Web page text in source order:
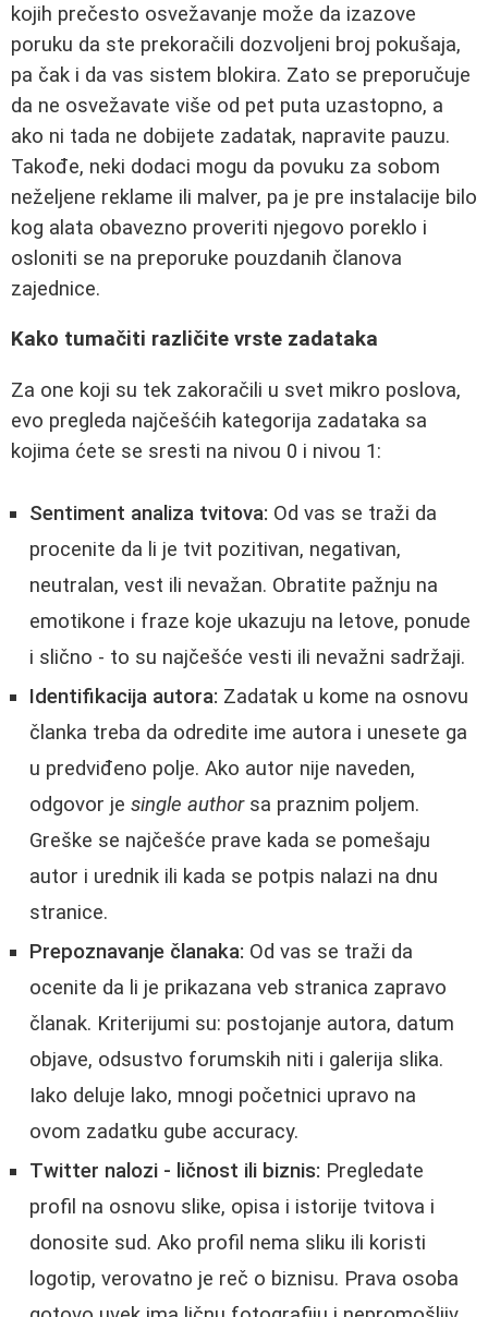
kojih prečesto osvežavanje može da izazove
poruku da ste prekoračili dozvoljeni broj pokušaja,
pa čak i da vas sistem blokira. Zato se preporučuje
da ne osvežavate više od pet puta uzastopno, a
ako ni tada ne dobijete zadatak, napravite pauzu.
Takođe, neki dodaci mogu da povuku za sobom
neželjene reklame ili malver, pa je pre instalacije bilo
kog alata obavezno proveriti njegovo poreklo i
osloniti se na preporuke pouzdanih članova
zajednice.
Kako tumačiti različite vrste zadataka
Za one koji su tek zakoračili u svet mikro poslova,
evo pregleda najčešćih kategorija zadataka sa
kojima ćete se sresti na nivou 0 i nivou 1:
Sentiment analiza tvitova: Od vas se traži da
procenite da li je tvit pozitivan, negativan,
neutralan, vest ili nevažan. Obratite pažnju na
emotikone i fraze koje ukazuju na letove, ponude
i slično - to su najčešće vesti ili nevažni sadržaji.
Identifikacija autora: Zadatak u kome na osnovu
članka treba da odredite ime autora i unesete ga
u predviđeno polje. Ako autor nije naveden,
odgovor je single authorsa praznim poljem.
Greške se najčešće prave kada se pomešaju
autor i urednik ili kada se potpis nalazi na dnu
stranice.
Prepoznavanje članaka: Od vas se traži da
ocenite da li je prikazana veb stranica zapravo
članak. Kriterijumi su: postojanje autora, datum
objave, odsustvo forumskih niti i galerija slika.
Iako deluje lako, mnogi početnici upravo na
ovom zadatku gube accuracy.
Twitter nalozi - ličnost ili biznis: Pregledate
profil na osnovu slike, opisa i istorije tvitova i
donosite sud. Ako profil nema sliku ili koristi
logotip, verovatno je reč o biznisu. Prava osoba